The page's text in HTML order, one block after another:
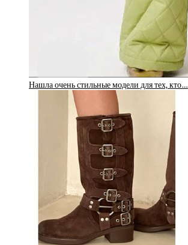
Нашла очень стильные модели для тех, кто…